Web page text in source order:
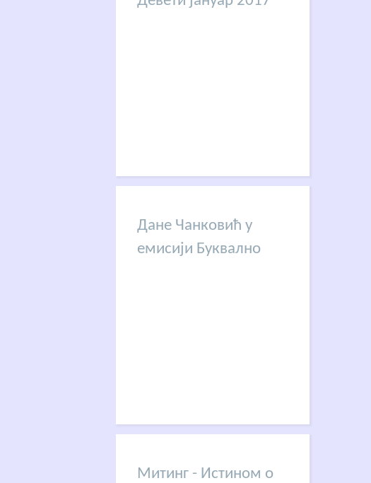
Дане Чанковић у
емисији Буквално
Митинг - Истином о